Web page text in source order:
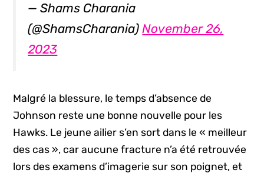
— Shams Charania
(@ShamsCharania)November 26,
2023
Malgré la blessure, le temps d’absence de
Johnson reste une bonne nouvelle pour les
Hawks. Le jeune ailier s’en sort dans le « meilleur
des cas », car aucune fracture n’a été retrouvée
lors des examens d’imagerie sur son poignet, et